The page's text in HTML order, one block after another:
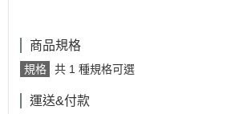
商品規格
規格 共 1 種規格可選
運送&付款